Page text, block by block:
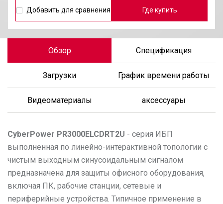
Добавить для сравнения Где купить
Обзор Спецификация
Загрузки График времени работы
Видеоматериалы аксессуары
CyberPower PR3000ELCDRT2U - серия ИБП
выполненная по линейно-интерактивной топологии с
чистым выходным синусоидальным сигналом
предназначена для защиты офисного оборудования,
включая ПК, рабочие станции, сетевые и
периферийные устройства. Типичное применение в